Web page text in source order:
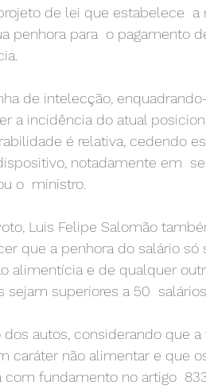
de lei que estabelece
penhora para  o pagamento
de intelecção,
a incidência do atual
é relativa, cedendo
notadamente em
o  ministro.
Luis Felipe Salomão
que a penhora do salário
alimentícia e de qualquer
sejam superiores a 50
dos autos, considerando que
caráter não alimentar e que
com fundamento no artigo